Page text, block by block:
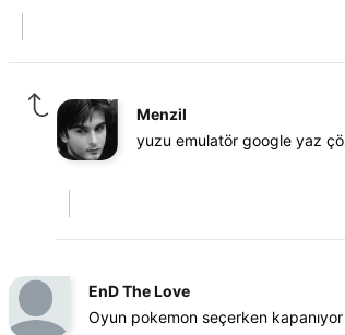
Menzil
yuzu emulatör google yaz
EnD The Love
Oyun pokemon seçerken kapanıyor